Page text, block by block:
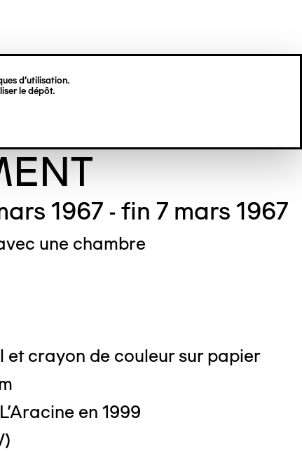
d’utilisation.
le dépôt.
Cécile
1967 - fin 7 mars 1967
une chambre
et crayon de couleur sur papier
en 1999